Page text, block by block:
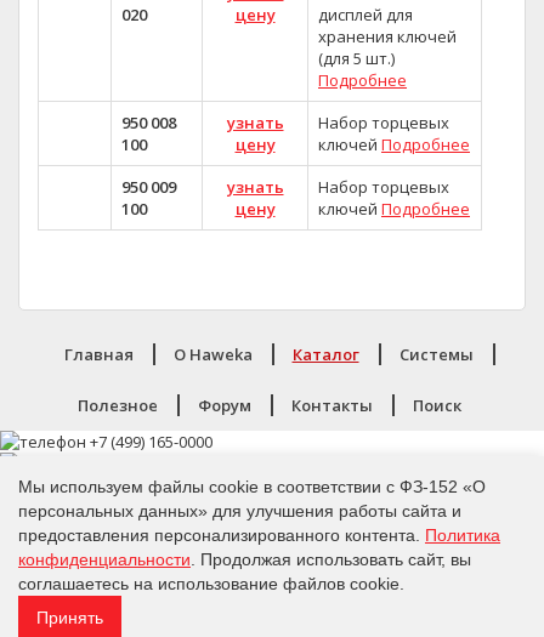
Мы используем файлы cookie в соответствии с ФЗ-152 «О
персональных данных» для улучшения работы сайта и
предоставления персонализированного контента. Политика
конфиденциальности . Продолжая использовать сайт, вы
соглашаетесь на использование файлов cookie.
Принять
020
цену
дисплей для
хранения ключей
(для 5 шт.)
Подробнее
950 008
100
узнать
цену
Набор торцевых
ключей Подробнее
950 009
100
узнать
цену
Набор торцевых
ключей Подробнее
Главная O Haweka Каталог Системы
Полезное Форум Контакты Поиск
Политика конфиденциальности
Copyright 2026,
Haweka
Все права защищены